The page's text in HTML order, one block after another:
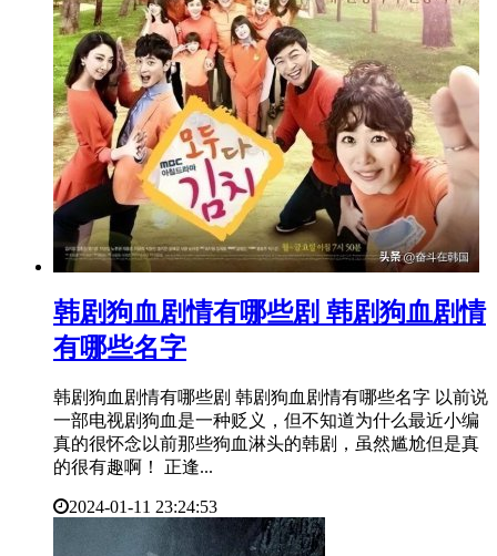
​韩剧狗血剧情有哪些剧 韩剧狗血剧情
有哪些名字
韩剧狗血剧情有哪些剧 韩剧狗血剧情有哪些名字 以前说
一部电视剧狗血是一种贬义，但不知道为什么最近小编
真的很怀念以前那些狗血淋头的韩剧，虽然尴尬但是真
的很有趣啊！ 正逢...
2024-01-11 23:24:53